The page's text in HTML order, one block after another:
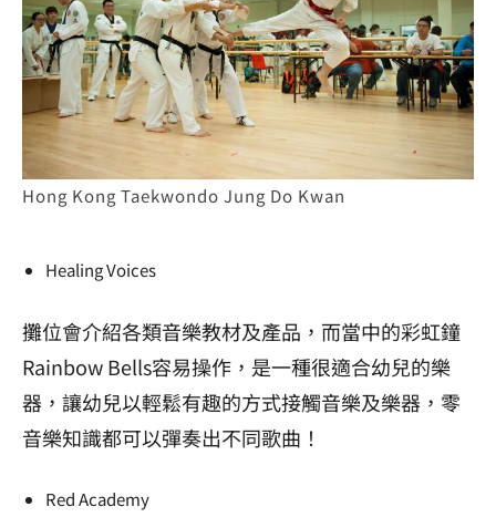
Hong Kong Taekwondo Jung Do Kwan
Healing Voices
攤位會介紹各類音樂教材及產品，而當中的彩虹鐘
Rainbow Bells容易操作，是一種很適合幼兒的樂
器，讓幼兒以輕鬆有趣的方式接觸音樂及樂器，零
音樂知識都可以彈奏出不同歌曲！
Red Academy